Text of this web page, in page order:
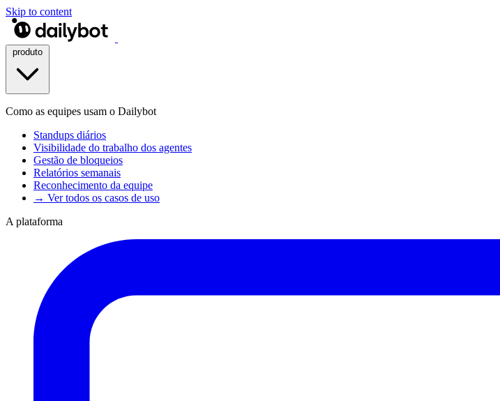
Skip to content
Como as equipes usam o Dailybot
Standups diários
Visibilidade do trabalho dos agentes
Gestão de bloqueios
Relatórios semanais
Reconhecimento da equipe
→ Ver todos os casos de uso
A plataforma